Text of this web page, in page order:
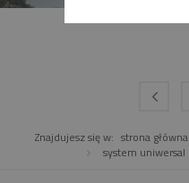
Znajdujesz się w: strona główna
system uniwersal